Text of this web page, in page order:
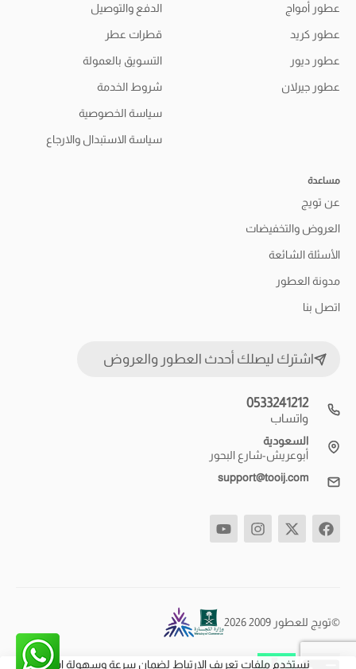
عطور أمواج
عطور كريد
عطور ديور
عطور جيرلان
الدفع والتوصيل
قطرات عطر
التسويق بالعمولة
شروط الخدمة
سياسة الخصوصية
سياسة الاستبدال والارجاع
مساعدة
عن تويج
العروض والتخفيضات
الأسئلة الشائعة
مدونة العطور
اتصل بنا
اشترك ليصلك أحدث العطور والعروض
0533241212
واتساب
السعودية
أبوعريش-شارع البحور
support@tooij.com
©تويج للعطور 2009 2026
نستخدم ملفات تعريف الارتباط لضمان سرعة وسهولة استخدام